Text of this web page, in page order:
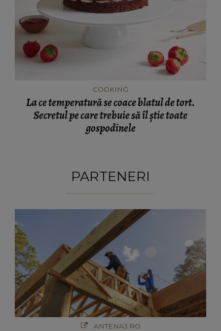
COOKING
La ce temperatură se coace blatul de tort.
Secretul pe care trebuie să îl știe toate
gospodinele
PARTENERI
ANTENA3.RO